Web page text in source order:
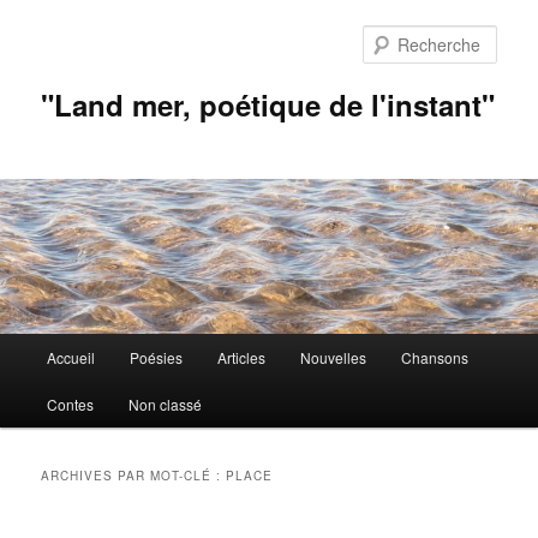
"Land mer, poétique de l'instant"
principal
Accueil Poésies Articles Nouvelles Chansons
Contes Non classé
ARCHIVES PAR MOT-CLÉ : PLACE